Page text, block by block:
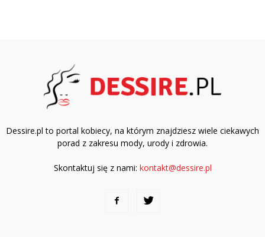
Dessire.pl to portal kobiecy, na którym znajdziesz wiele ciekawych
porad z zakresu mody, urody i zdrowia.
Skontaktuj się z nami: kontakt@dessire.pl